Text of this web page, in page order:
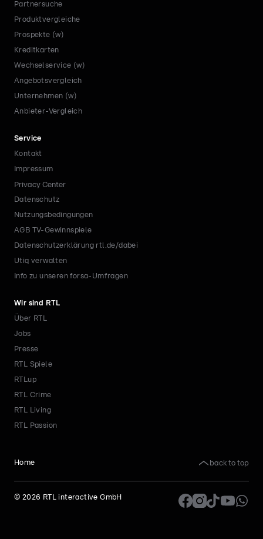
Partnersuche
Produktvergleiche
Prospekte (w)
Kreditkarten
Wechselservice (w)
Angebotsvergleich
Unternehmen (w)
Anbieter-Vergleich
Service
Kontakt
Impressum
Privacy Center
Datenschutz
Nutzungsbedingungen
AGB TV-Gewinnspiele
Datenschutzerklärung rtl.de/dabei
Utiq verwalten
Info zu unseren forsa-Umfragen
Wir sind RTL
Über RTL
Jobs
Presse
RTL Spiele
RTLup
RTL Crime
RTL Living
RTL Passion
Home back to top
© 2026 RTL interactive GmbH